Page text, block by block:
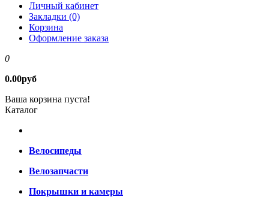
Личный кабинет
Закладки (0)
Корзина
Оформление заказа
0
0.00руб
Ваша корзина пуста!
Каталог
Велосипеды
Велозапчасти
Покрышки и камеры